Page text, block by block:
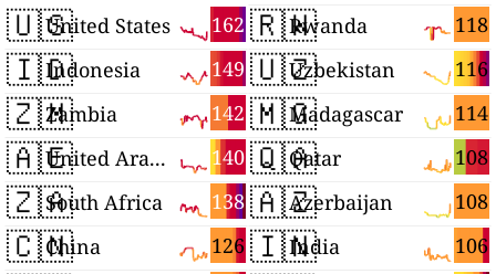
🇺🇸 162
United States
🇮🇩 149
Indonesia
🇿🇲 142
Zambia
🇦🇪 140
United Arab Emirates
🇿🇦 138
South Africa
🇨🇳 126
China
🇷🇼 118
Rwanda
🇺🇿 116
Uzbekistan
🇲🇬 114
Madagascar
🇶🇦 108
Qatar
🇦🇿 108
Azerbaijan
🇮🇳 106
India